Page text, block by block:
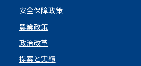
安全保障政策
農業政策
政治改革
提案と実績